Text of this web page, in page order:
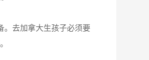
。去加拿大生孩子必须要